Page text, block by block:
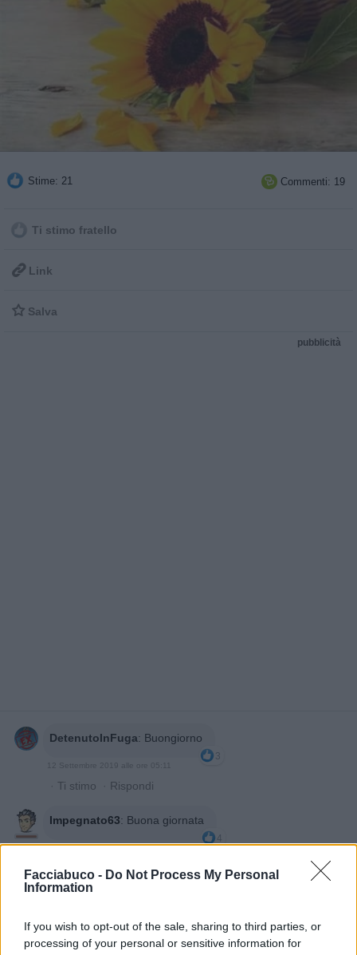
Facciabuco - Do Not Process My Personal
Information
If you wish to opt-out of the sale, sharing to third parties, or
processing of your personal or sensitive information for
Stime: 21  Commenti: 19
Ti stimo fratello
 Link
 Salva
pubblicità
DetenutoInFuga: Buongiorno
3
12 Settembre 2019 alle ore 05:11
· Ti stimo · Rispondi
Impegnato63: Buona giornata
4
12 Settembre 2019 alle ore 05:16
· Ti stimo ·Rispondi
3
12 Settembre 2019 alle ore 05:28
·Ti stimo·Rispondi